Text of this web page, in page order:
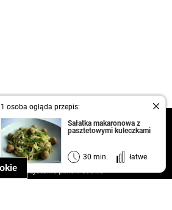
1 osoba ogląda przepis:
Sałatka makaronowa z
pasztetowymi kuleczkami
30 min. łatwe
kontakt
regulamin
o prywatności
o wykorzystaniu plików cookie